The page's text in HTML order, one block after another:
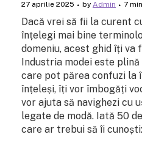
27 aprilie 2025 by Admin 7
Dacă vrei să fii la curent
înțelegi mai bine
domeniu, acest ghid îți va
Industria modei este
care pot părea confuzi la
înțeleși, îți vor îmbogăți
vor ajuta să navighezi cu
legate de modă. Iată 50
care ar trebui să îi cunoști: